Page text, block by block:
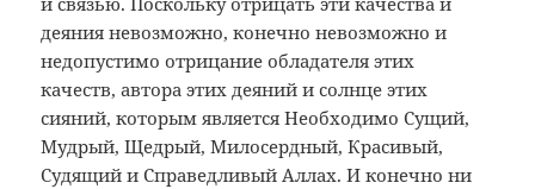
деяния невозможно, конечно невозможно и
недопустимо отрицание обладателя этих
качеств, автора этих деяний и солнце этих
сияний, которым является Необходимо Сущий,
Мудрый, Щедрый, Милосердный, Красивый,
Судящий и Справедливый Аллах. И конечно ни